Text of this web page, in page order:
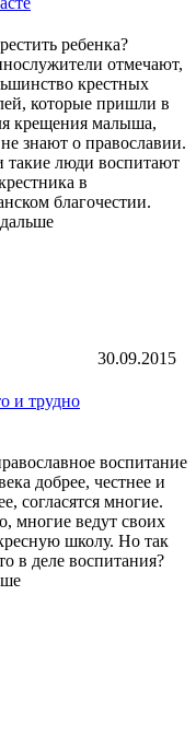
ребенка?
отмечают,
крестных
которые пришли в
крещения малыша,
знают о православии.
такие люди воспитают
в
благочестии.
30.09.2015
и трудно
воспитание
добрее, честнее и
согласятся многие.
многие ведут своих
школу. Но так
в деле воспитания?